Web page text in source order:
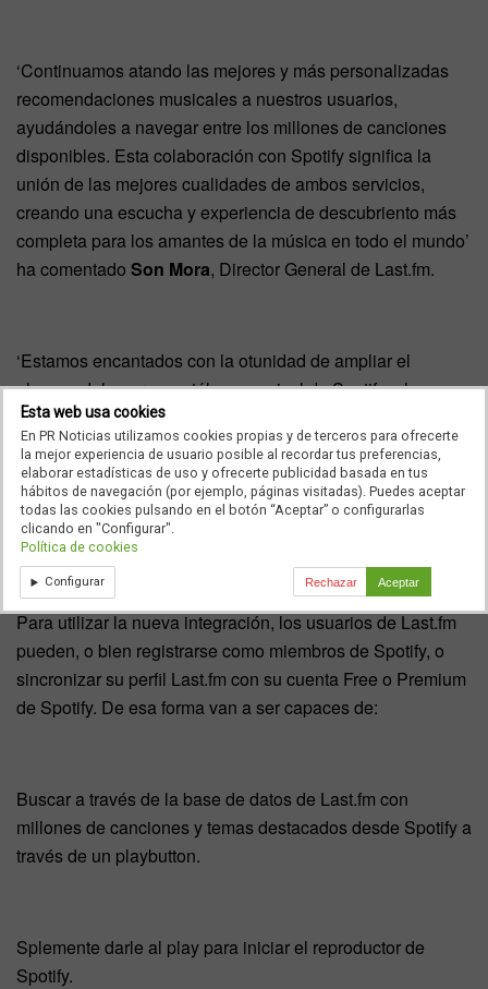
‘Continuamos atando las mejores y más personalizadas
recomendaciones musicales a nuestros usuarios,
ayudándoles a navegar entre los millones de canciones
disponibles. Esta colaboración con Spotify significa la
unión de las mejores cualidades de ambos servicios,
creando una escucha y experiencia de descubriento más
completa para los amantes de la música en todo el mundo’
ha comentado Son Mora, Director General de Last.fm.
‘Estamos encantados con la otunidad de ampliar el
alcance del enorme catálogo musical de Spotify a los
millones de usuarios de Last.fm en todo el mundo,’ dice
Jorge Espinel, Director de Desarrollo de Negocios
Globales de Spotify. ‘Creemos que va a traer una
experiencia de escucha musical incluso mejor, más
completa e integral, para todos los usuarios de Last.fm’.
Para utilizar la nueva integración, los usuarios de Last.fm
pueden, o bien registrarse como miembros de Spotify, o
sincronizar su perfil Last.fm con su cuenta Free o Premium
de Spotify. De esa forma van a ser capaces de:
Buscar a través de la base de datos de Last.fm con
millones de canciones y temas destacados desde Spotify a
través de un playbutton.
Splemente darle al play para iniciar el reproductor de
Spotify.
Esta web usa cookies
En PR Noticias utilizamos cookies propias y de terceros para ofrecerte
la mejor experiencia de usuario posible al recordar tus preferencias,
elaborar estadísticas de uso y ofrecerte publicidad basada en tus
hábitos de navegación (por ejemplo, páginas visitadas). Puedes aceptar
todas las cookies pulsando en el botón “Aceptar” o configurarlas
clicando en "Configurar".
Política de cookies
Configurar Rechazar Aceptar